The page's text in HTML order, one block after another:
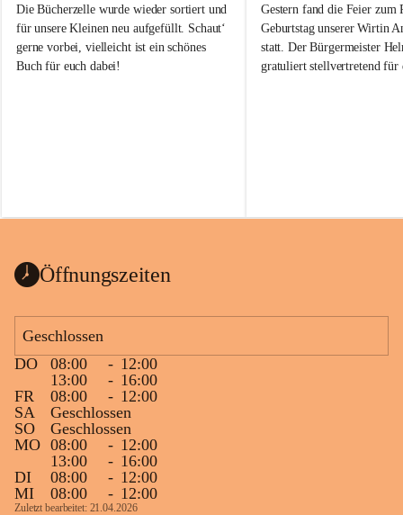
a
j
Die Bücherzelle wurde wieder sortiert und
für unsere Kleinen neu aufgefüllt. Schaut‘
gerne vorbei, vielleicht ist ein schönes
Buch für euch dabei!
Wanduhr (!) benutzt und musste
Das Gemeindeamt freut sich sehr über die
Spende >lesenswerter< Bücher und
vorsortiert in die Bücherzelle eingeräumt
werden können.
Gleichzeitig möchten wir uns bei all Jenen
sehr herzlich bedanken, die bereits viele
tolle Bücher spendiert haben.
a
j
Gestern fand die Feier zum
Geburtstag unserer Wirtin
statt. Der Bürgermeister
gratuliert stellvertretend für
Gesundheit, Gelassenheit
Öffnungszeiten
Geschlossen
DO
08:00 - 12:00
13:00
- 16:00
FR
08:00 - 12:00
SA
Geschlossen
SO
Geschlossen
MO 08:00 - 12:00
13:00
- 16:00
DI
08:00 - 12:00
MI
08:00 - 12:00
Zuletzt bearbeitet: 21.04.2026